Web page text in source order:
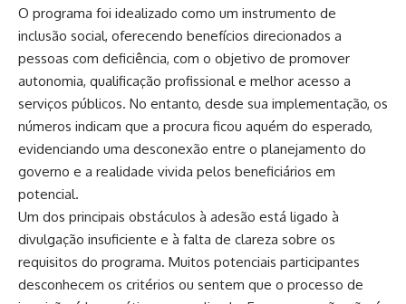
O programa foi idealizado como um instrumento de
inclusão social, oferecendo benefícios direcionados a
pessoas com deficiência, com o objetivo de promover
autonomia, qualificação profissional e melhor acesso a
serviços públicos. No entanto, desde sua implementação, os
números indicam que a procura ficou aquém do esperado,
evidenciando uma desconexão entre o planejamento do
governo e a realidade vivida pelos beneficiários em
potencial.
Um dos principais obstáculos à adesão está ligado à
divulgação insuficiente e à falta de clareza sobre os
requisitos do programa. Muitos potenciais participantes
desconhecem os critérios ou sentem que o processo de